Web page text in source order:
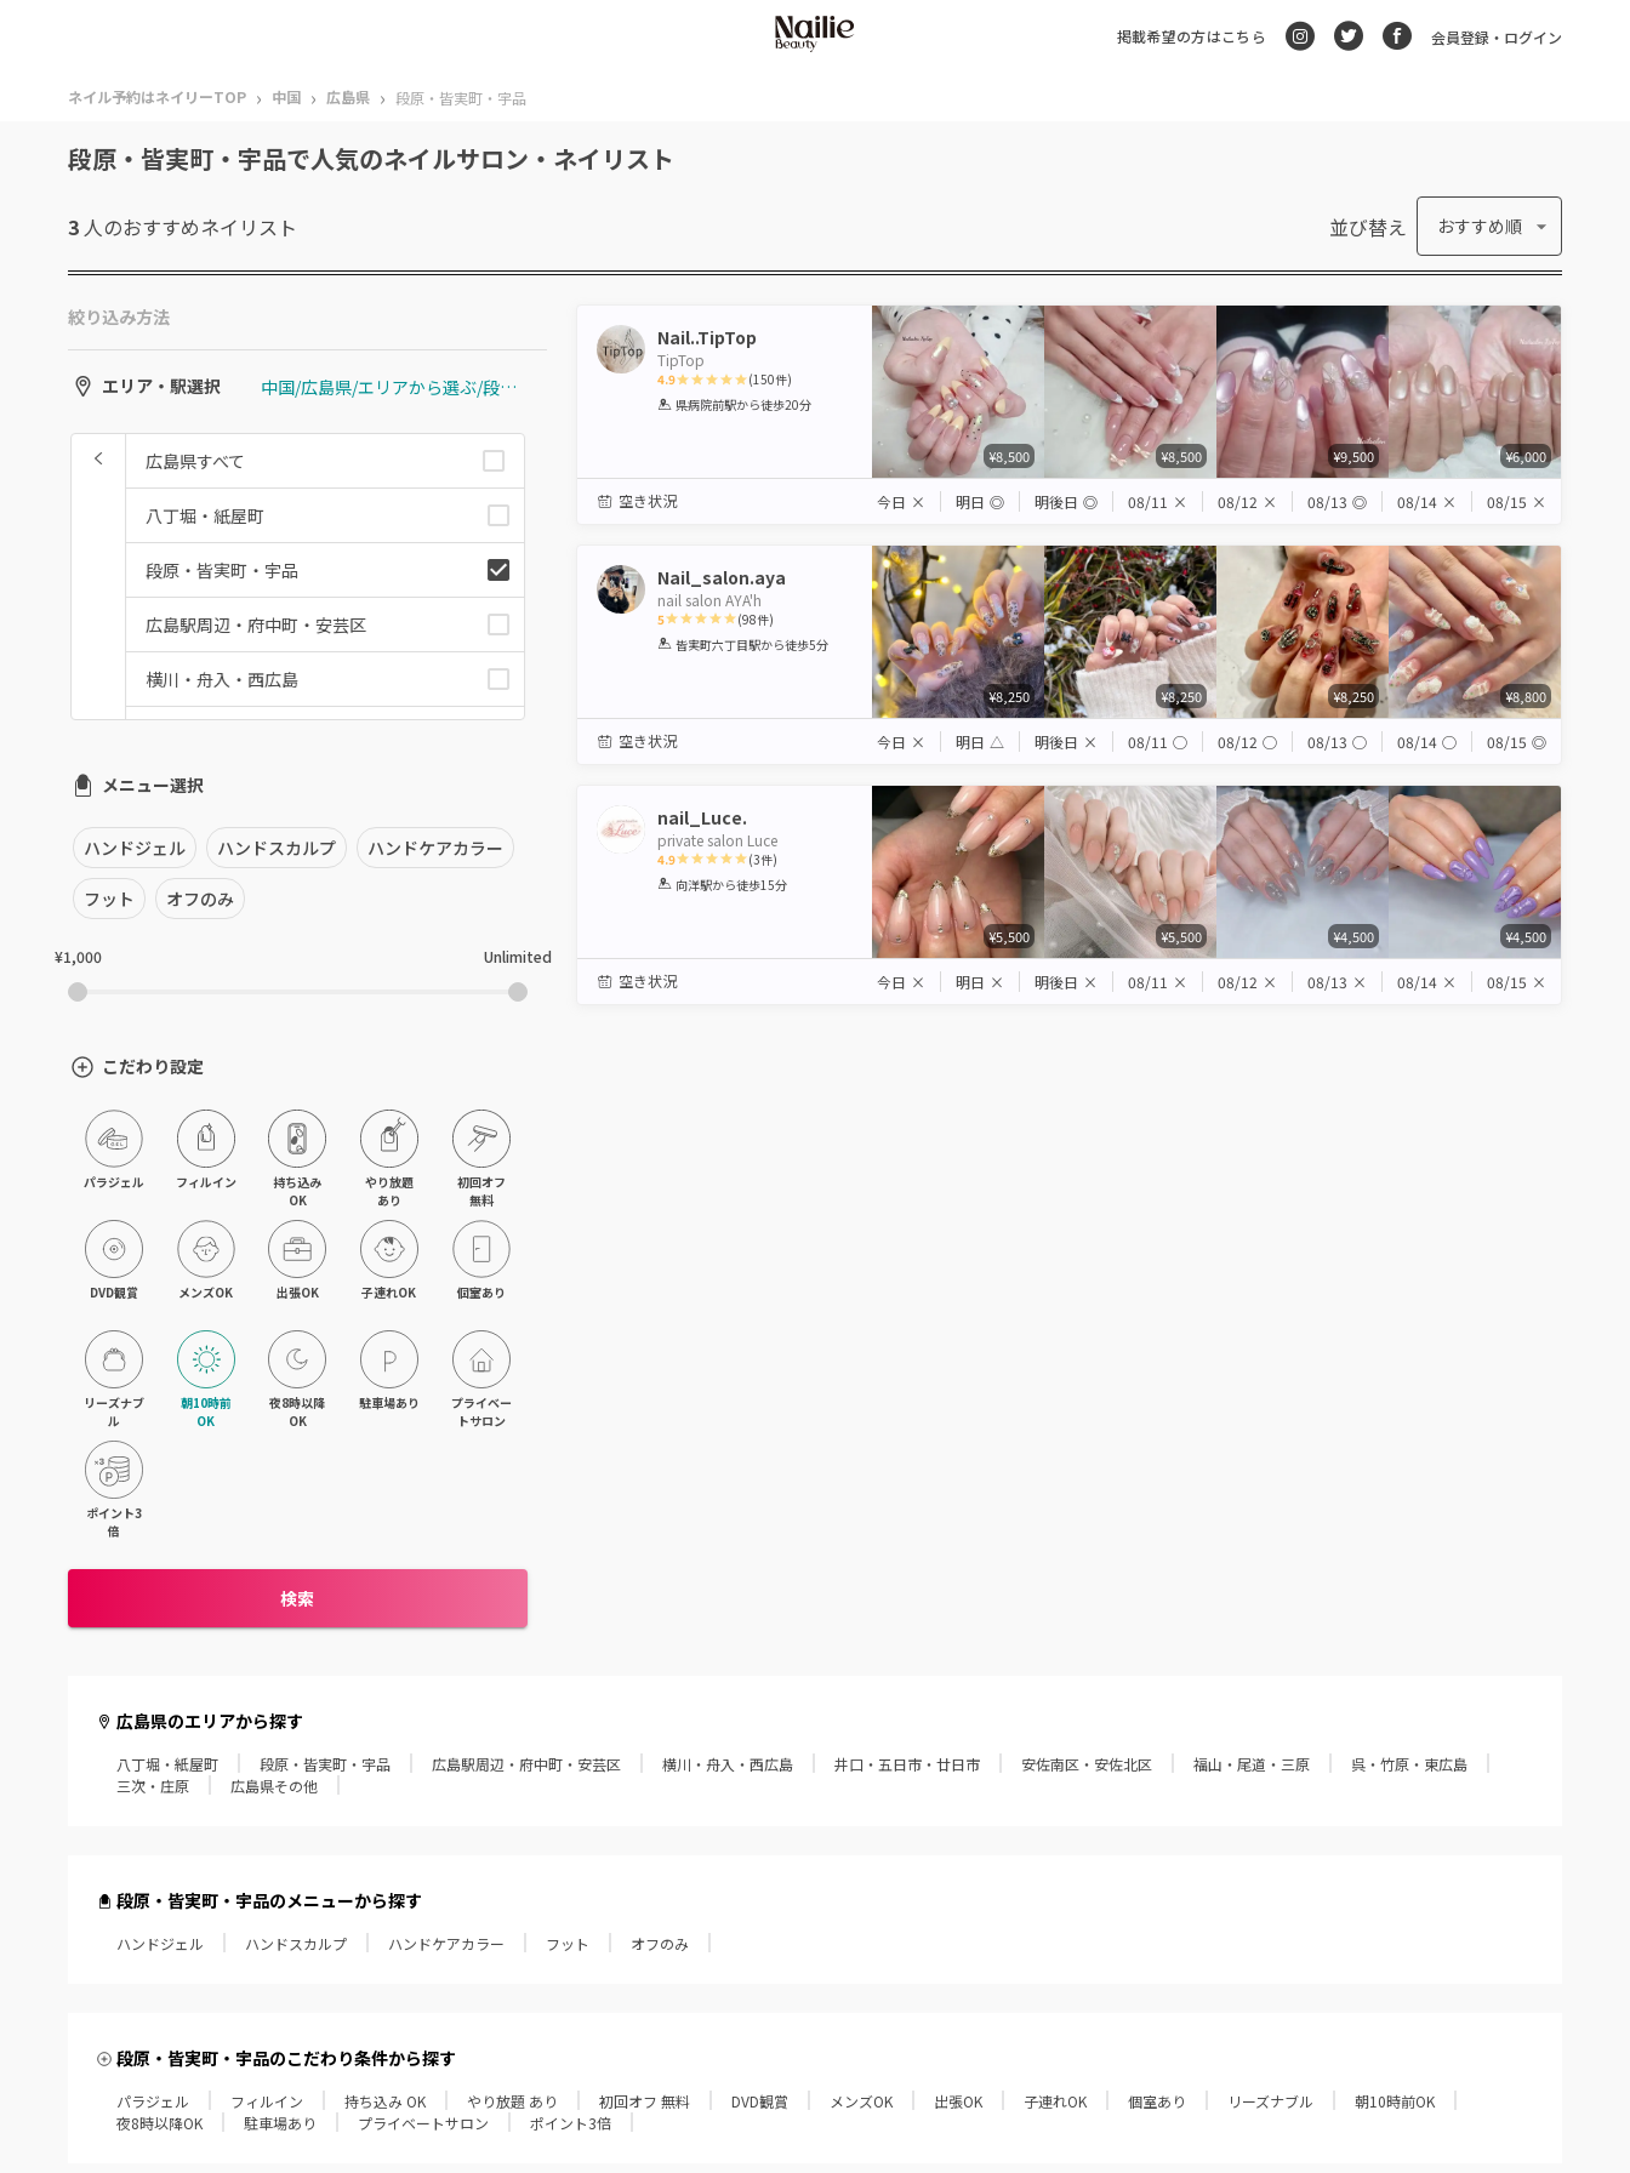
掲載希望の方はこちら 会員登録・ログイン
ネイル予約はネイリーTOP › 中国 › 広島県 › 段原・皆実町・宇品
段原・皆実町・宇品で人気のネイルサロン・ネイリスト
3 人のおすすめネイリスト 並び替え おすすめ順
絞り込み方法
エリア・駅選択 中国/広島県/エリアから選ぶ/段原・皆実町・宇品
広島県すべて
八丁堀・紙屋町
段原・皆実町・宇品
広島駅周辺・府中町・安芸区
横川・舟入・西広島
安佐南区・安佐北区
福山・尾道・三原
呉・竹原・東広島
メニュー選択
ハンドジェル ハンドスカルプ ハンドケアカラー
フット オフのみ
¥1,000 Unlimited
こだわり設定
パラジェル フィルイン
持ち込み
OK
やり放題
あり
初回オフ
無料
DVD観賞 メンズOK 出張OK 子連れOK 個室あり
リーズナブ
ル
朝10時前
OK
夜8時以降
OK
駐車場あり
プライベー
トサロン
ポイント3
倍
検索
Nail..TipTop
TipTop
4.9
1 2 3 4 5
(150件)
県病院前駅から徒歩20分
¥8,500 ¥8,500 ¥9,500 ¥6,000
空き状況 今日 × 明日 ◎ 明後日 ◎ 08/11 × 08/12 × 08/13 ◎ 08/14 × 08/15 ×
Nail_salon.aya
nail salon AYA'h
5
1 2 3 4 5
(98件)
皆実町六丁目駅から徒歩5分
¥8,250 ¥8,250 ¥8,250 ¥8,800
空き状況 今日 × 明日 △ 明後日 × 08/11 ◯ 08/12 ◯ 08/13 ◯ 08/14 ◯ 08/15 ◎
nail_Luce.
private salon Luce
4.9
1 2 3 4 5
(3件)
向洋駅から徒歩15分
¥5,500 ¥5,500 ¥4,500 ¥4,500
空き状況 今日 × 明日 × 明後日 × 08/11 × 08/12 × 08/13 × 08/14 × 08/15 ×
広島県のエリアから探す
八丁堀・紙屋町 段原・皆実町・宇品 広島駅周辺・府中町・安芸区 横川・舟入・西広島 井口・五日市・廿日市 安佐南区・安佐北区 福山・尾道・三原
呉・竹原・東広島
三次・庄原
広島県その他
段原・皆実町・宇品のメニューから探す
ハンドジェル ハンドスカルプ ハンドケアカラー フット オフのみ
段原・皆実町・宇品のこだわり条件から探す
パラジェル フィルイン 持ち込み OK やり放題 あり 初回オフ 無料 DVD観賞 メンズOK 出張OK 子連れOK 個室あり リーズナブル
朝10時前OK
夜8時以降OK
駐車場あり プライベートサロン ポイント3倍